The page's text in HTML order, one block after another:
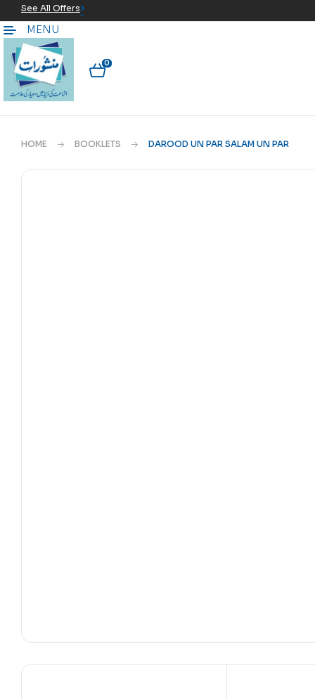
See All Offers
MENU
0
HOME BOOKLETS DAROOD UN PAR SALAM UN PAR